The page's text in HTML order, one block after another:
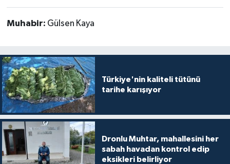
Muhabir: Gülsen Kaya
Türkiye'nin kaliteli tütünü
tarihe karışıyor
Dronlu Muhtar, mahallesini her
sabah havadan kontrol edip
eksikleri belirliyor